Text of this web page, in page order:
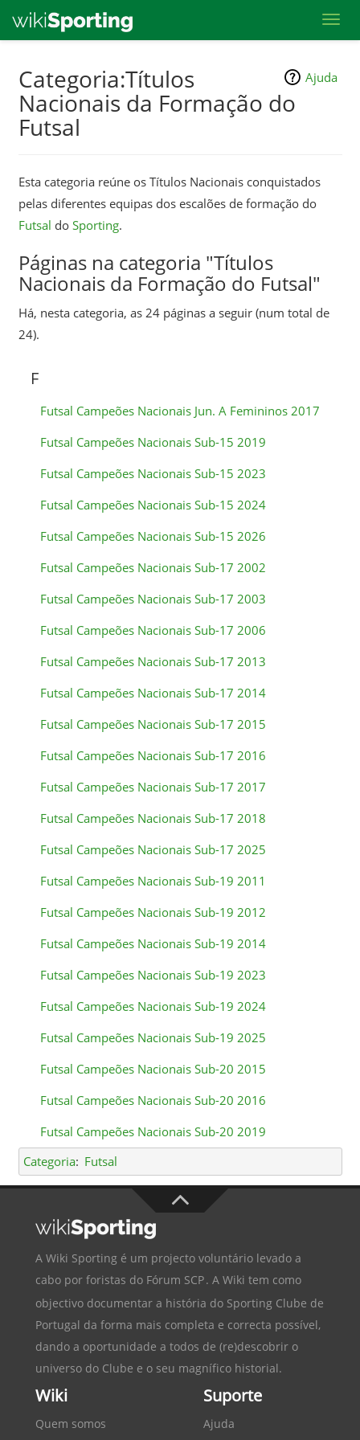
main
content
Ajuda
Categoria:Títulos
Nacionais da Formação do
Futsal
Esta categoria reúne os Títulos Nacionais conquistados
pelas diferentes equipas dos escalões de formação do
Futsal do Sporting.
Páginas na categoria "Títulos
Nacionais da Formação do Futsal"
Há, nesta categoria, as 24 páginas a seguir (num total de
24).
F
Futsal Campeões Nacionais Jun. A Femininos 2017
Futsal Campeões Nacionais Sub-15 2019
Futsal Campeões Nacionais Sub-15 2023
Futsal Campeões Nacionais Sub-15 2024
Futsal Campeões Nacionais Sub-15 2026
Futsal Campeões Nacionais Sub-17 2002
Futsal Campeões Nacionais Sub-17 2003
Futsal Campeões Nacionais Sub-17 2006
Futsal Campeões Nacionais Sub-17 2013
Futsal Campeões Nacionais Sub-17 2014
Futsal Campeões Nacionais Sub-17 2015
Futsal Campeões Nacionais Sub-17 2016
Futsal Campeões Nacionais Sub-17 2017
Futsal Campeões Nacionais Sub-17 2018
Futsal Campeões Nacionais Sub-17 2025
Futsal Campeões Nacionais Sub-19 2011
Futsal Campeões Nacionais Sub-19 2012
Futsal Campeões Nacionais Sub-19 2014
Futsal Campeões Nacionais Sub-19 2023
Futsal Campeões Nacionais Sub-19 2024
Futsal Campeões Nacionais Sub-19 2025
Futsal Campeões Nacionais Sub-20 2015
Futsal Campeões Nacionais Sub-20 2016
Futsal Campeões Nacionais Sub-20 2019
Categoria: Futsal
A Wiki Sporting é um projecto voluntário levado a
cabo por foristas do Fórum SCP. A Wiki tem como
objectivo documentar a história do Sporting Clube de
Portugal da forma mais completa e correcta possível,
dando a oportunidade a todos de (re)descobrir o
universo do Clube e o seu magnífico historial.
Wiki
Quem somos
Suporte
Ajuda